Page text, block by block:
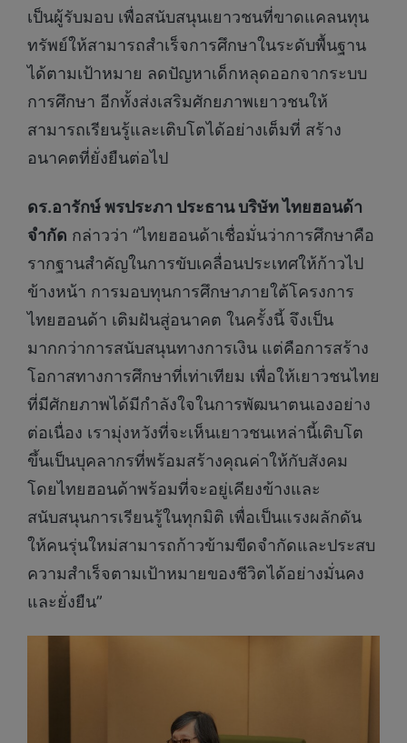
เป็นผู้รับมอบ เพื่อสนับสนุนเยาวชนที่ขาดแคลนทุน
ทรัพย์ให้สามารถสำเร็จการศึกษาในระดับพื้นฐาน
ได้ตามเป้าหมาย ลดปัญหาเด็กหลุดออกจากระบบ
การศึกษา อีกทั้งส่งเสริมศักยภาพเยาวชนให้
สามารถเรียนรู้และเติบโตได้อย่างเต็มที่ สร้าง
อนาคตที่ยั่งยืนต่อไป
ดร.อารักษ์ พรประภา ประธาน บริษัท ไทยฮอนด้า
จำกัด กล่าวว่า “ไทยฮอนด้าเชื่อมั่นว่าการศึกษาคือ
รากฐานสำคัญในการขับเคลื่อนประเทศให้ก้าวไป
ข้างหน้า การมอบทุนการศึกษาภายใต้โครงการ
ไทยฮอนด้า เติมฝันสู่อนาคต ในครั้งนี้ จึงเป็น
มากกว่าการสนับสนุนทางการเงิน แต่คือการสร้าง
โอกาสทางการศึกษาที่เท่าเทียม เพื่อให้เยาวชนไทย
ที่มีศักยภาพได้มีกำลังใจในการพัฒนาตนเองอย่าง
ต่อเนื่อง เรามุ่งหวังที่จะเห็นเยาวชนเหล่านี้เติบโต
ขึ้นเป็นบุคลากรที่พร้อมสร้างคุณค่าให้กับสังคม
โดยไทยฮอนด้าพร้อมที่จะอยู่เคียงข้างและ
สนับสนุนการเรียนรู้ในทุกมิติ เพื่อเป็นแรงผลักดัน
ให้คนรุ่นใหม่สามารถก้าวข้ามขีดจำกัดและประสบ
ความสำเร็จตามเป้าหมายของชีวิตได้อย่างมั่นคง
และยั่งยืน”